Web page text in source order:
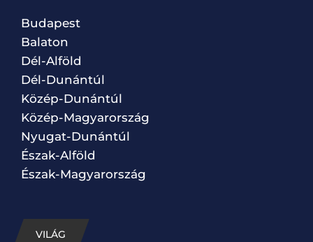
Budapest
Balaton
Dél-Alföld
Dél-Dunántúl
Közép-Dunántúl
Közép-Magyarország
Nyugat-Dunántúl
Észak-Alföld
Észak-Magyarország
VILÁG